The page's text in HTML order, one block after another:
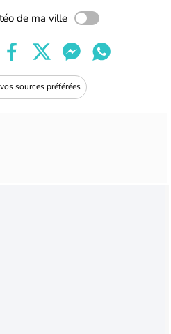
de ma ville
sources préférées